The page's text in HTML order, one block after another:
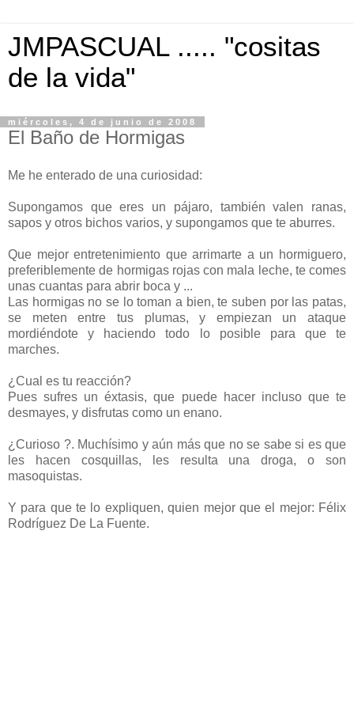
JMPASCUAL ..... "cositas
de la vida"
miércoles, 4 de junio de 2008
El Baño de Hormigas
Me he enterado de una curiosidad:
Supongamos que eres un pájaro, también valen ranas,
sapos y otros bichos varios, y supongamos que te aburres.
Que mejor entretenimiento que arrimarte a un hormiguero,
preferiblemente de hormigas rojas con mala leche, te comes
unas cuantas para abrir boca y ...
Las hormigas no se lo toman a bien, te suben por las patas,
se meten entre tus plumas, y empiezan un ataque
mordiéndote y haciendo todo lo posible para que te
marches.
¿Cual es tu reacción?
Pues sufres un éxtasis, que puede hacer incluso que te
desmayes, y disfrutas como un enano.
¿Curioso ?. Muchísimo y aún más que no se sabe si es que
les hacen cosquillas, les resulta una droga, o son
masoquistas.
Y para que te lo expliquen, quien mejor que el mejor: Félix
Rodríguez De La Fuente.